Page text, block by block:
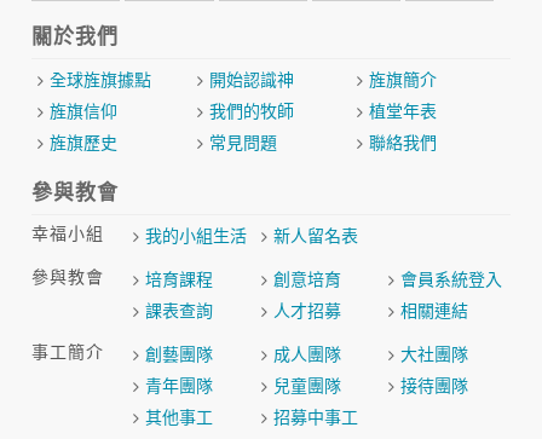
關於我們
全球旌旗據點 開始認識神
旌旗簡介
旌旗信仰
我們的牧師
植堂年表
旌旗歷史
常見問題 聯絡我們
參與教會
幸福小組 我的小組生活 新人留名表
參與教會 培育課程 創意培育
會員系統登入
課表查詢
人才招募 相關連結
事工簡介 創藝團隊 成人團隊
大社團隊
青年團隊
兒童團隊
接待團隊
其他事工
招募中事工